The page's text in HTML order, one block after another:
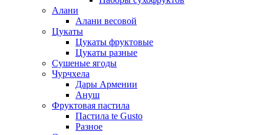
Алани
Алани весовой
Цукаты
Цукаты фруктовые
Цукаты разные
Сушеные ягоды
Чурчхела
Дары Армении
Ануш
Фруктовая пастила
Пастила te Gusto
Разное